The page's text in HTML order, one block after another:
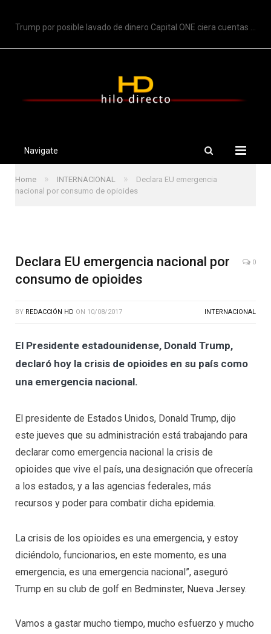
Trump por posible lavado de dinero Capital ONE ciera cuentas de Trump
Navigate
Home » INTERNACIONAL »
Declara EU emergencia
nacional por consumo de opioides
Declara EU emergencia nacional por
consumo de opioides
0
BY REDACCIÓN HD ON 10/08/2017 INTERNACIONAL
El Presidente estadounidense, Donald Trump,
declaró hoy la crisis de opioides en su país como
una emergencia nacional.
El presidente de Estados Unidos, Donald Trump, dijo
este jueves que su administración está trabajando para
declarar como emergencia nacional la crisis de
opioides que vive el país, una designación que ofrecería
a los estados, y a las agencias federales, más
recursos y poder para combatir dicha epidemia.
La crisis de los opioides es una emergencia, y estoy
diciéndolo, funcionarios, en este momento, es una
emergencia, es una emergencia nacional”, aseguró
Trump en su club de golf en Bedminster, Nueva Jersey.
Vamos a gastar mucho tiempo, mucho esfuerzo y mucho